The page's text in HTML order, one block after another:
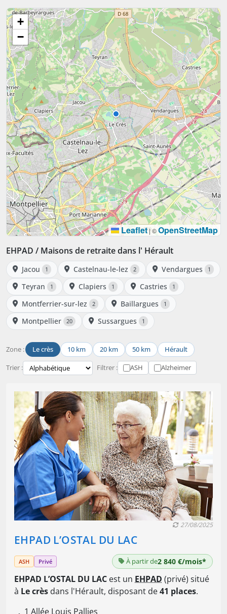
+
−
Leaflet|©OpenStreetMap
EHPAD / Maisons de retraite dans l' Hérault
Jacou 1 Castelnau-le-lez 2 Vendargues 1
Teyran 1 Clapiers 1 Castries 1
Montferrier-sur-lez 2 Baillargues 1
Montpellier 20 Sussargues 1
Zone : Le crès 10 km 20 km 50 km Hérault
Trier : Filtrer : ASH Alzheimer
EHPAD L’OSTAL DU LAC
27/08/2025
ASH Privé À partir de2 840 €/mois*
EHPAD L’OSTAL DU LAC est un EHPAD (privé) situé
à Le crès dans l'Hérault, disposant de41 places.
1 Allée Louis Pallies